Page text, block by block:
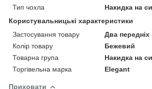
Тип чохла
Накидка на
Користувальницькі характеристики
Застосування товару
Два передніх
Колір товару
Бежевий
Товарна група
Накидка на
Торгівельна марка
Elegant
Приховати